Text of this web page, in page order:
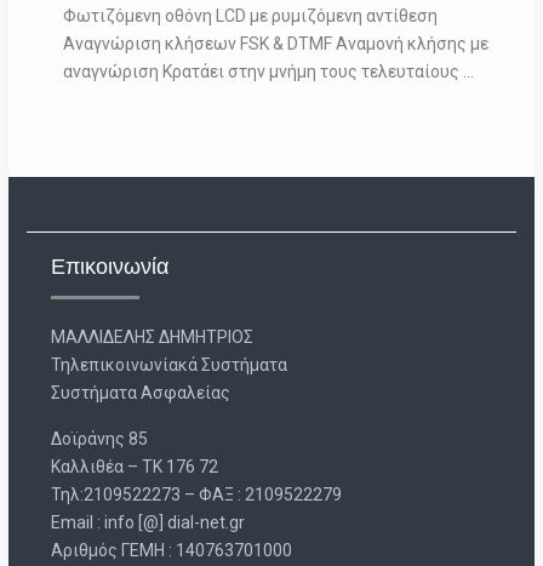
Φωτιζόμενη οθόνη LCD με ρυμιζόμενη αντίθεση
Αναγνώριση κλήσεων FSK & DTMF Αναμονή κλήσης με
αναγνώριση Κρατάει στην μνήμη τους τελευταίους …
Επικοινωνία
ΜΑΛΛΙΔΕΛΗΣ ΔΗΜΗΤΡΙΟΣ
Τηλεπικοινωνίακά Συστήματα
Συστήματα Ασφαλείας
Δοϊράνης 85
Καλλιθέα – ΤΚ 176 72
Τηλ:2109522273 – ΦΑΞ : 2109522279
Email : info [@] dial-net.gr
Aριθμός ΓΕΜΗ : 140763701000